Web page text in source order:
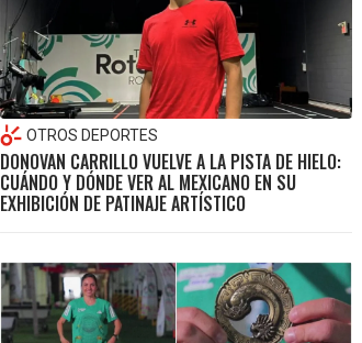
OTROS DEPORTES
DONOVAN CARRILLO VUELVE A LA PISTA DE HIELO:
CUÁNDO Y DÓNDE VER AL MEXICANO EN SU
EXHIBICIÓN DE PATINAJE ARTÍSTICO